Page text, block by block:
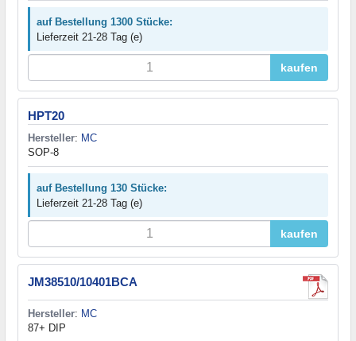
auf Bestellung 1300 Stücke:
Lieferzeit 21-28 Tag (e)
kaufen
HPT20
Hersteller: MC
SOP-8
auf Bestellung 130 Stücke:
Lieferzeit 21-28 Tag (e)
kaufen
JM38510/10401BCA
Hersteller: MC
87+ DIP